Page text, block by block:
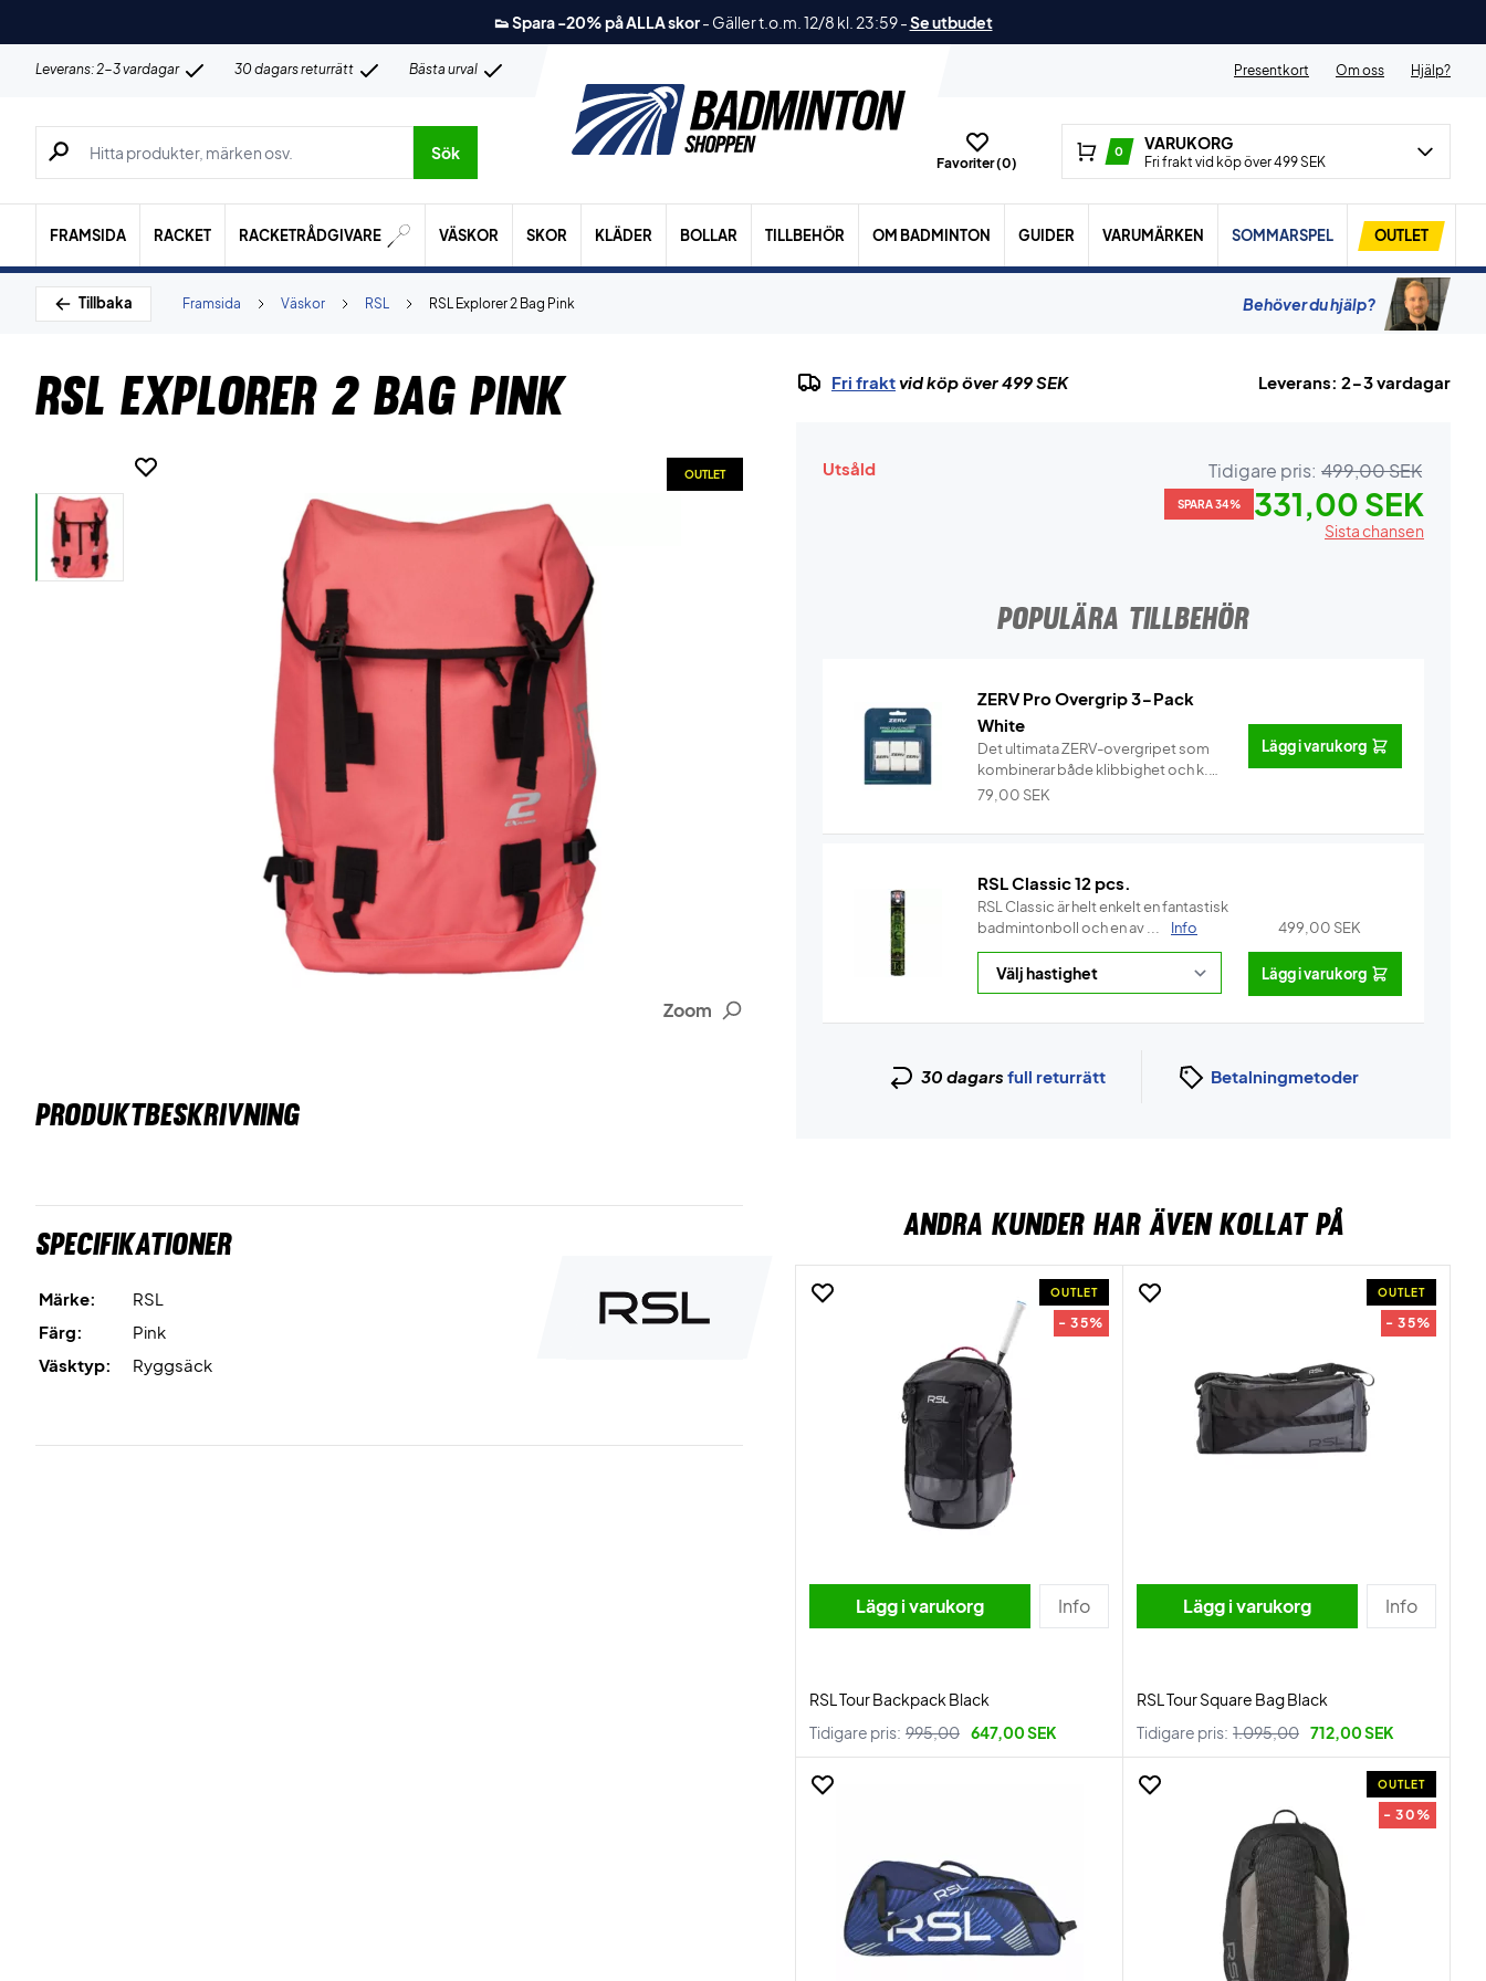
👟 Spara -20% på ALLA skor- Gäller t.o.m. 12/8 kl. 23:59-Se utbudet
Leverans: 2-3 vardagar 30 dagars returrätt Bästa urval Presentkort Om oss Hjälp?
Sök efter produkter, märken osv.
Sök
Favoriter (0)
0 VARUKORG
Fri frakt vid köp över 499 SEK
FRAMSIDA RACKET RACKETRÅDGIVARE VÄSKOR SKOR KLÄDER BOLLAR TILLBEHÖR OM BADMINTON GUIDER VARUMÄRKEN SOMMARSPEL OUTLET
Tillbaka RSL Explorer 2 Bag Pink
RSL
Väskor
Framsida Behöver du hjälp?
RSL Explorer 2 Bag Pink
Zoom
OUTLET
PRODUKTBESKRIVNING
Specifikationer
Märke:
RSL
Färg:
Pink
Väsktyp:
Ryggsäck
Fri fraktvid köp över 499 SEK Leverans: 2-3 vardagar
Utsåld Tidigare pris: 499,00 SEK
SPARA 34% 331,00 SEK
Sista chansen
POPULÄRA TILLBEHÖR
ZERV Pro Overgrip 3-Pack
White
Det ultimata ZERV-overgripet som
kombinerar både klibbighet och k...
Info
79,00 SEK
Lägg i varukorg
RSL Classic 12 pcs.
RSL Classic är helt enkelt en fantastisk
badmintonboll och en av ...
Info 499,00 SEK
Lägg i varukorg
30 dagars full returrätt Betalningmetoder
ANDRA KUNDER HAR ÄVEN KOLLAT PÅ
OUTLET
- 35%
Lägg i varukorg Info
RSL Tour Backpack Black
Tidigare pris: 995,00 647,00 SEK
OUTLET
- 35%
Lägg i varukorg Info
RSL Tour Square Bag Black
Tidigare pris: 1.095,00 712,00 SEK
OUTLET
- 30%